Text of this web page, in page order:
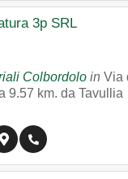
3p SRL
Colbordolo in Via
9.57 km. da Tavullia